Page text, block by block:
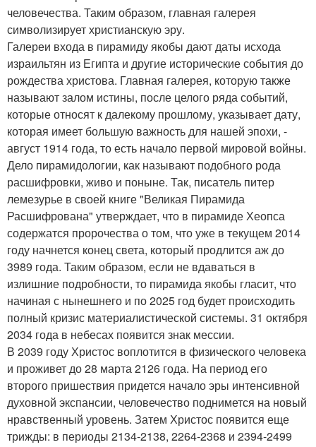
человечества. Таким образом, главная галерея
символизирует христианскую эру.
Галереи входа в пирамиду якобы дают даты исхода
израильтян из Египта и другие исторические события до
рождества христова. Главная галерея, которую также
называют залом истины, после целого ряда событий,
которые относят к далекому прошлому, указывает дату,
которая имеет большую важность для нашей эпохи, -
август 1914 года, то есть начало первой мировой войны.
Дело пирамидологии, как называют подобного рода
расшифровки, живо и поныне. Так, писатель питер
лемезурье в своей книге "Великая Пирамида
Расшифрована" утверждает, что в пирамиде Хеопса
содержатся пророчества о том, что уже в текущем 2014
году начнется конец света, который продлится аж до
3989 года. Таким образом, если не вдаваться в
излишние подробности, то пирамида якобы гласит, что
начиная с нынешнего и по 2025 год будет происходить
полный кризис материалистической системы. 31 октября
2034 года в небесах появится знак мессии.
В 2039 году Христос воплотится в физического человека
и проживет до 28 марта 2126 года. На период его
второго пришествия придется начало эры интенсивной
духовной экспансии, человечество поднимется на новый
нравственный уровень. Затем Христос появится еще
трижды: в периоды 2134-2138, 2264-2368 и 2394-2499